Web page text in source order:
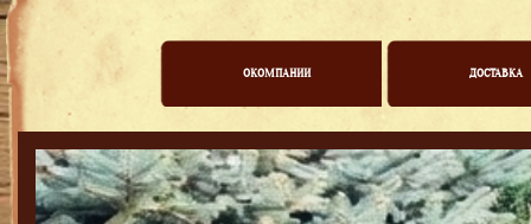
ОКОМПАНИИ ДОСТАВКА